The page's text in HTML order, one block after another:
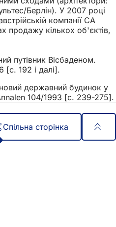
Берлін). У 2007 році
компанії CA
продажу кількох об'єктів,
путівник Вісбаденом.
[с. 192 і далі].
державний будинок у
104/1993 [с. 239-275].
Спільна сторінка